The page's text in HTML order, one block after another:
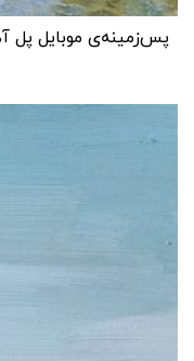
پس‌زمینه‌ی موبایل پل